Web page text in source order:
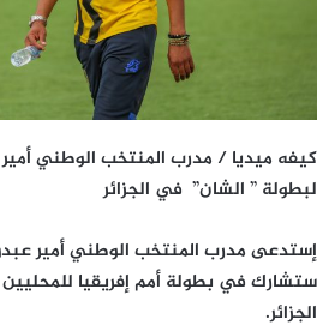
لبطولة ” الشان” في الجزائر
إستدعى مدرب المنتخب الوطني أمير عبدو
ستشارك في بطولة أمم إفريقيا
الجزائر.